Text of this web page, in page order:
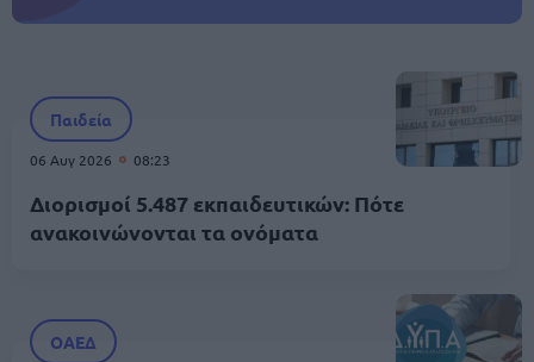
Παιδεία
06 Αυγ 2026 08:23
Διορισμοί 5.487 εκπαιδευτικών: Πότε
ανακοινώνονται τα ονόματα
ΟΑΕΔ